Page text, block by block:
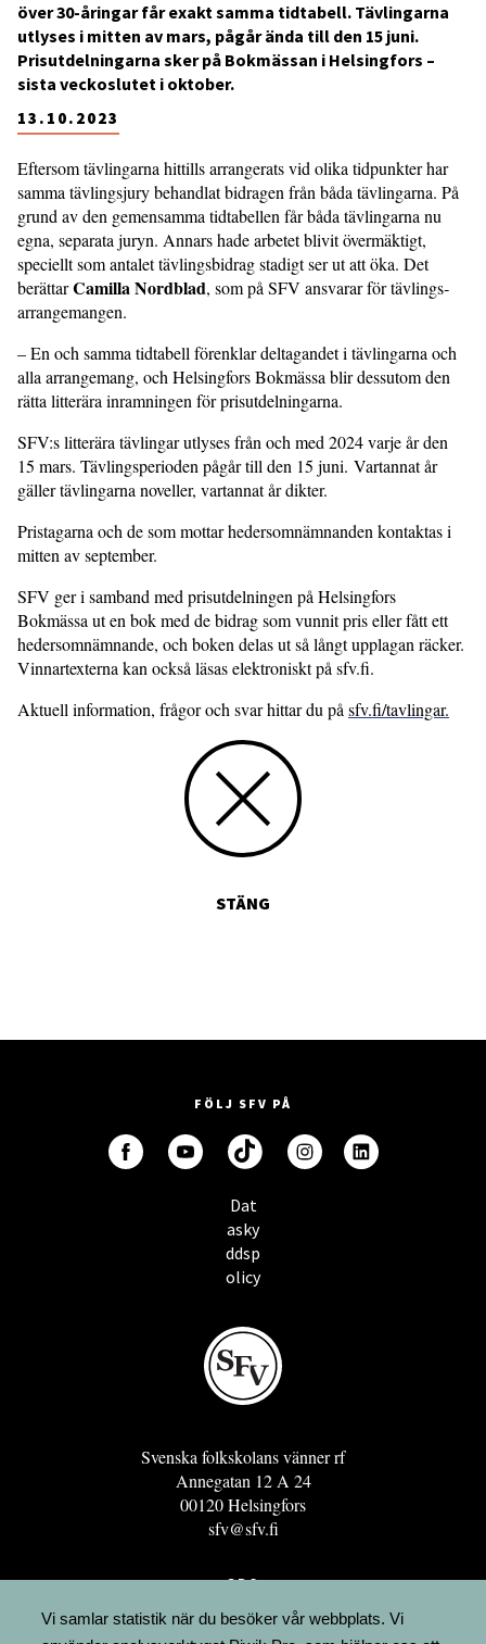
13.10.2023
över 30-åringar får exakt samma tidtabell. Tävlingarna
utlyses i mitten av mars, pågår ända till den 15 juni.
Prisutdelningarna sker på Bokmässan i Helsingfors –
sista veckoslutet i oktober.
Eftersom tävlingarna hittills arrangerats vid olika tidpunkter har
samma tävlingsjury behandlat bidragen från båda tävlingarna. På
grund av den gemensamma tidtabellen får båda tävlingarna nu
egna, separata juryn. Annars hade arbetet blivit övermäktigt,
speciellt som antalet tävlingsbidrag stadigt ser ut att öka. Det
berättarCamilla Nordblad, som på SFV ansvarar för tävlings­
arrangemangen.
– En och samma tidtabell förenklar deltagandet i tävlingarna och
alla arrangemang, och Helsingfors Bokmässa blir dessutom den
rätta litterära inramningen för pris­utdelningarna.
SFV:s litterära tävlingar utlyses från och med 2024 varje år den
15 mars. Tävlingsperioden pågår till den 15 juni. Vartannat år
gäller tävlingarna noveller, vartannat år dikter.
Pristagarna och de som mottar hedersomnämnanden kontaktas i
mitten av september.
SFV ger i sam­band med prisutdelningen på Helsingfors
Bokmässa ut en bok med de bidrag som vunnit pris eller fått ett
heders­omnämnande, och boken delas ut så långt upplagan räcker.
Vinnartexterna kan också läsas elektroniskt på sfv.fi.
Aktuell information, frågor och svar hittar du på sfv.fi/tavlingar.
STÄNG
FÖLJ SFV PÅ
Dat
asky
ddsp
olicy
Svenska folkskolans vänner rf
Annegatan 12 A 24
00120 Helsingfors
sfv@sfv.fi
GRO
FÖRENINGSRESURSEN
Vi samlar statistik när du besöker vår webbplats. Vi